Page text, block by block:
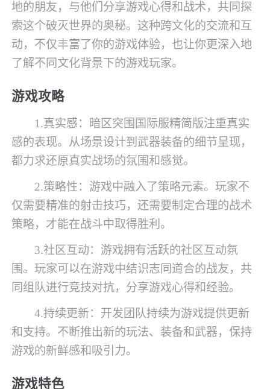
地的朋友，与他们分享游戏心得和战术，共同探
索这个破灭世界的奥秘。这种跨文化的交流和互
动，不仅丰富了你的游戏体验，也让你更深入地
了解不同文化背景下的游戏玩家。
游戏攻略
1.真实感：暗区突围国际服精简版注重真实
感的表现。从场景设计到武器装备的细节呈现，
都力求还原真实战场的氛围和感觉。
2.策略性：游戏中融入了策略元素。玩家不
仅需要精准的射击技巧，还需要制定合理的战术
策略，才能在战斗中取得胜利。
3.社区互动：游戏拥有活跃的社区互动氛
围。玩家可以在游戏中结识志同道合的战友，共
同组队进行竞技对抗，分享游戏心得和经验。
4.持续更新：开发团队持续为游戏提供更新
和支持。不断推出新的玩法、装备和武器，保持
游戏的新鲜感和吸引力。
游戏特色